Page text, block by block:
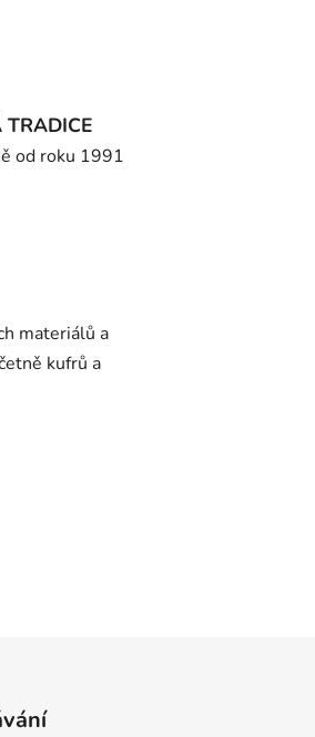
TRADICE
od roku 1991
materiálů a
kufrů a